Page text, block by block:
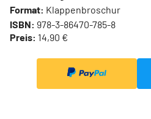
Format: Klappenbroschur
ISBN: 978-3-86470-785-8
Preis: 14,90 €